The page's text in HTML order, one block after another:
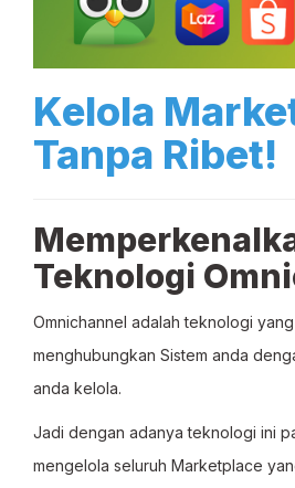
Kelola
Tanpa Ribet!
Teknologi
Omnichannel adalah teknologi
menghubungkan Sistem anda
anda kelola.
Jadi dengan adanya teknologi ini
mengelola seluruh Marketplace